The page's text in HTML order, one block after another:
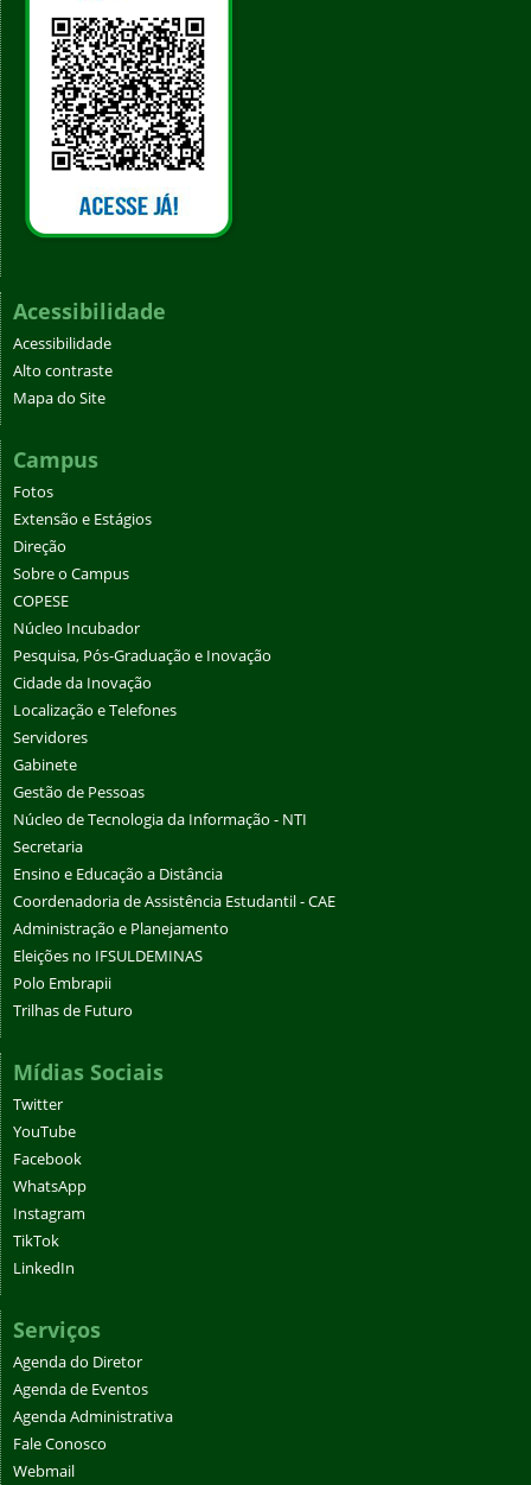
Acessibilidade
Acessibilidade
Alto contraste
Mapa do Site
Campus
Fotos
Extensão e Estágios
Direção
Sobre o Campus
COPESE
Núcleo Incubador
Pesquisa, Pós-Graduação e Inovação
Cidade da Inovação
Localização e Telefones
Servidores
Gabinete
Gestão de Pessoas
Núcleo de Tecnologia da Informação - NTI
Secretaria
Ensino e Educação a Distância
Coordenadoria de Assistência Estudantil - CAE
Administração e Planejamento
Eleições no IFSULDEMINAS
Polo Embrapii
Trilhas de Futuro
Mídias Sociais
Twitter
YouTube
Facebook
WhatsApp
Instagram
TikTok
LinkedIn
Serviços
Agenda do Diretor
Agenda de Eventos
Agenda Administrativa
Fale Conosco
Webmail